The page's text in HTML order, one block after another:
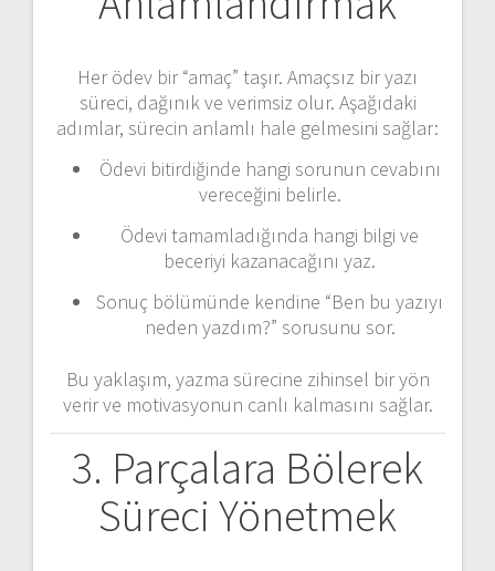
Her ödev bir “amaç” taşır. Amaçsız bir yazı
süreci, dağınık ve verimsiz olur. Aşağıdaki
adımlar, sürecin anlamlı hale gelmesini sağlar:
Ödevi bitirdiğinde hangi sorunun cevabını
vereceğini belirle.
Ödevi tamamladığında hangi bilgi ve
beceriyi kazanacağını yaz.
Sonuç bölümünde kendine “Ben bu yazıyı
neden yazdım?” sorusunu sor.
Bu yaklaşım, yazma sürecine zihinsel bir yön
verir ve motivasyonun canlı kalmasını sağlar.
3. Parçalara Bölerek
Süreci Yönetmek